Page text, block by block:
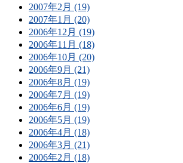
2007年2月 (19)
2007年1月 (20)
2006年12月 (19)
2006年11月 (18)
2006年10月 (20)
2006年9月 (21)
2006年8月 (19)
2006年7月 (19)
2006年6月 (19)
2006年5月 (19)
2006年4月 (18)
2006年3月 (21)
2006年2月 (18)